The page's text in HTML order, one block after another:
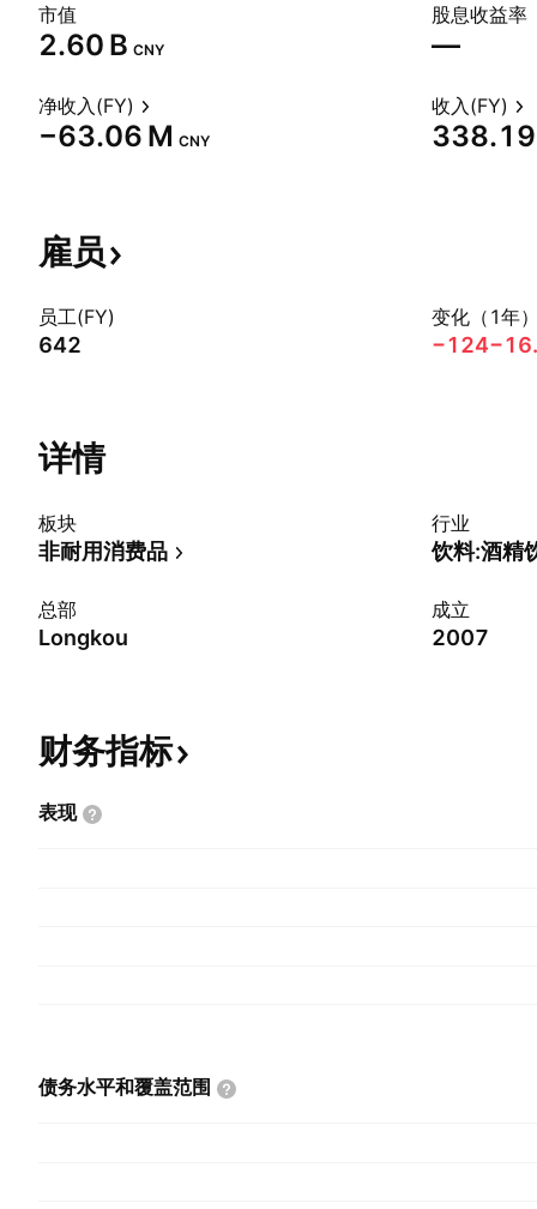
市值
‪2.60 B‬ CNY
股息收益率
—
净收入(FY)
‪−63.06 M‬ CNY
收入(FY)
雇员
员工(FY)
642
变化（1年
−124
详情
板块
非耐用消费品
行业
饮料:酒精
总部
Longkou
成立
2007
财务指标
表现
债务水平和覆盖范围